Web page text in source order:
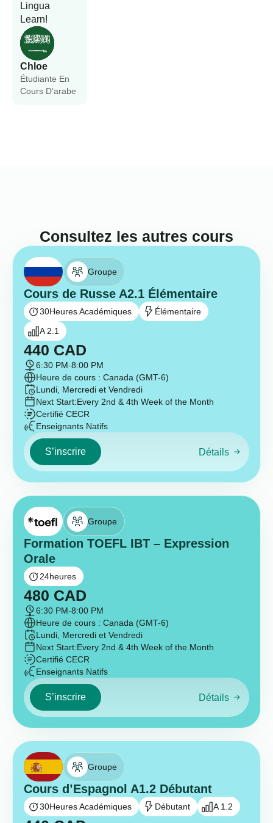
Chloe
Étudiante En
Cours D’arabe
Lingua
Learn!
Consultez les autres cours
Groupe
Cours de Russe A2.1 Élémentaire
30Heures Académiques
Élémentaire
A 2.1
440 CAD
6:30 PM-8:00 PM
Heure de cours : Canada (GMT-6)
Lundi, Mercredi et Vendredi
Next Start:Every 2nd & 4th Week of the Month
Certifié CECR
Enseignants Natifs
S’inscrire Détails
Groupe
Formation TOEFL IBT – Expression
Orale
24heures
480 CAD
6:30 PM-8:00 PM
Heure de cours : Canada (GMT-6)
Lundi, Mercredi et Vendredi
Next Start:Every 2nd & 4th Week of the Month
Certifié CECR
Enseignants Natifs
S’inscrire Détails
Groupe
Cours d’Espagnol A1.2 Débutant
30Heures Académiques Débutant A 1.2